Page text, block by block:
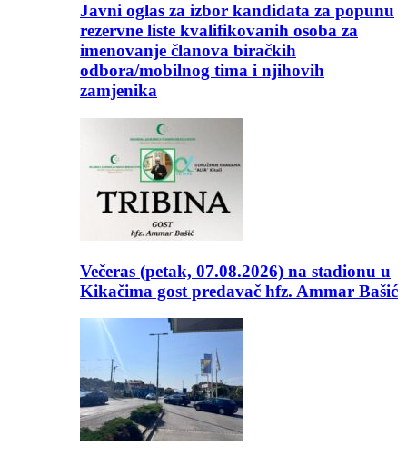
Javni oglas za izbor kandidata za popunu
rezervne liste kvalifikovanih osoba za
imenovanje članova biračkih
odbora/mobilnog tima i njihovih
zamjenika
Večeras (petak, 07.08.2026) na stadionu u
Kikačima gost predavač hfz. Ammar Bašić